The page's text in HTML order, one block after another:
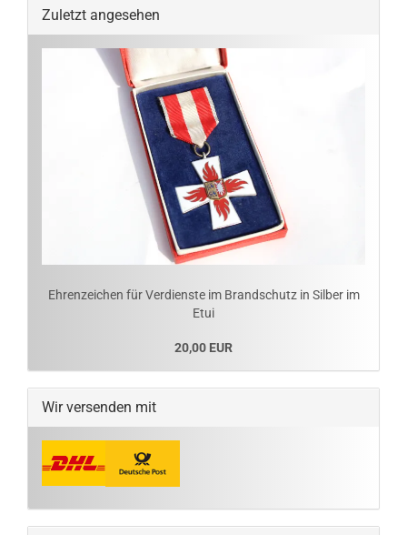
Zuletzt angesehen
Ehrenzeichen für Verdienste im Brandschutz in Silber im
Etui
20,00 EUR
Wir versenden mit